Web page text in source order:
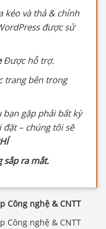
kéo và thả & chỉnh
được sử
Được hỗ trợ.
trang bên trong
gặp phải bất kỳ
– chúng tôi sẽ
sắp ra mắt.
Công nghệ & CNTT
Công nghệ & CNTT